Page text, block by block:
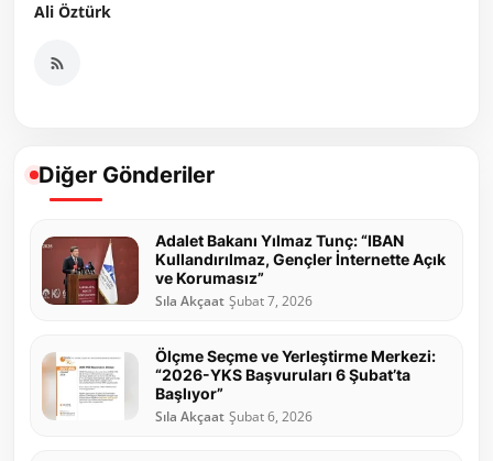
Ali Öztürk
Diğer Gönderiler
Adalet Bakanı Yılmaz Tunç: “IBAN
Kullandırılmaz, Gençler İnternette Açık
ve Korumasız”
Sıla Akçaat Şubat 7, 2026
Ölçme Seçme ve Yerleştirme Merkezi:
“2026-YKS Başvuruları 6 Şubat’ta
Başlıyor”
Sıla Akçaat Şubat 6, 2026